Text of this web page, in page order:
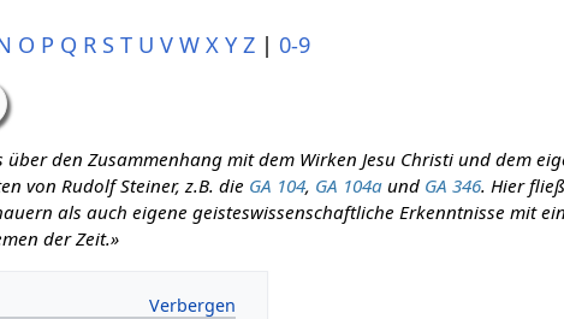
O P Q R S T U V W X Y Z | 0-9
den Zusammenhang mit dem Wirken Jesu Christi und dem
von Rudolf Steiner, z.B. die GA 104, GA 104a und GA 346. Hier
als auch eigene geisteswissenschaftliche Erkenntnisse mit
der Zeit.»